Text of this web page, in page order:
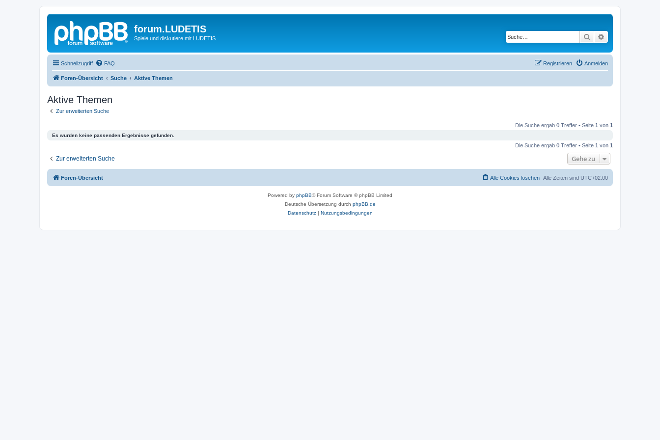
forum.LUDETIS
Spiele und diskutiere mit LUDETIS. Suche
Schnellzugriff FAQ Anmelden
Registrieren
Foren-Übersicht Suche Aktive Themen
Aktive Themen
Zur erweiterten Suche
Die Suche ergab 0 Treffer • Seite 1 von 1
Es wurden keine passenden Ergebnisse gefunden.
Die Suche ergab 0 Treffer • Seite 1 von 1
Zur erweiterten Suche Gehe zu
Foren-Übersicht Alle Zeiten sind UTC+02:00
Alle Cookies löschen
Powered by phpBB® Forum Software © phpBB Limited
Deutsche Übersetzung durch phpBB.de
Datenschutz| Nutzungsbedingungen